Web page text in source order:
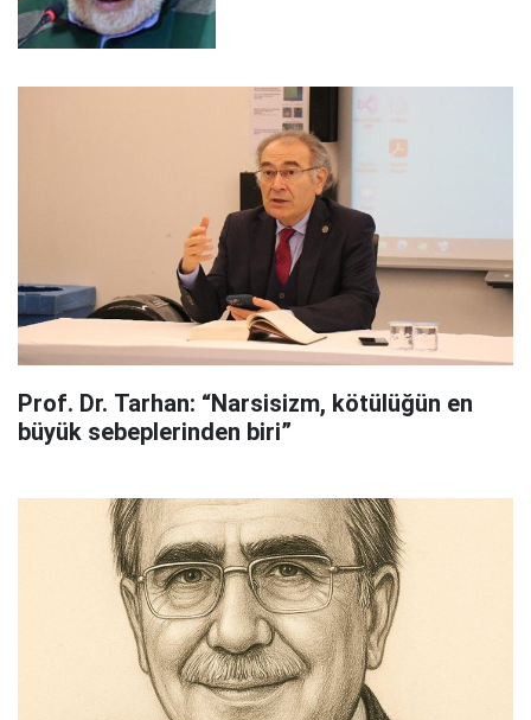
Prof. Dr. Tarhan: “Narsisizm, kötülüğün en
büyük sebeplerinden biri”